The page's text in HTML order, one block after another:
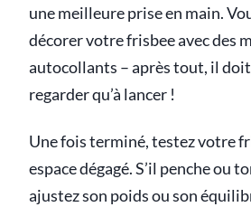
une meilleure prise en main.
décorer votre frisbee avec des
autocollants – après tout, il
regarder qu’à lancer !
Une fois terminé, testez votre
espace dégagé. S’il penche ou
ajustez son poids ou son